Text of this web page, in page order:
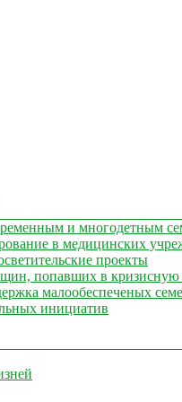
и многодетным
в медицинских
проекты
попавших в
малообеспеченых
инициатив